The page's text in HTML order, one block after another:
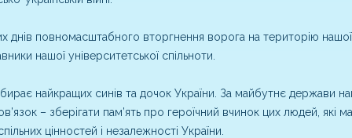
днів повномасштабного вторгнення ворога на територію нашої
нашої університетської спільноти.
найкращих синів та дочок України. За майбутнє держави
– зберігати пам’ять про героїчний вчинок цих людей, які
цінностей і незалежності України.